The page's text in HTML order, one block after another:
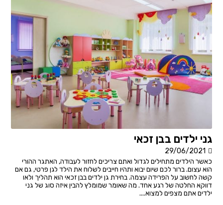
גני ילדים בבן זכאי
29/06/2021
כאשר הילדים מתחילים לגדול ואתם צריכים לחזור לעבודה, האתגר ההורי
הוא עצום. ברור לכם שיום יבוא ותהיו חייבים לשלוח את הילד לגן פרטי, גם אם
קשה לחשוב על הפרידה עצמה. בחירת גן ילדים בבן זכאי הוא תהליך ולאו
דווקא החלטה של רגע אחד. מה שאומר שמומלץ להבין איזה סוג של גני
ילדים אתם מצפים למצוא....